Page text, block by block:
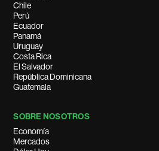
Chile
Perú
Ecuador
Panamá
Uruguay
Costa Rica
El Salvador
República Dominicana
Guatemala
SOBRE NOSOTROS
Economía
Mercados